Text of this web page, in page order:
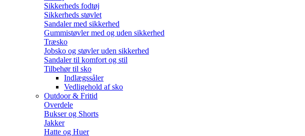
Sikkerheds fodtøj
Sikkerheds støvlet
Sandaler med sikkerhed
Gummistøvler med og uden sikkerhed
Træsko
Jobsko og støvler uden sikkerhed
Sandaler til komfort og stil
Tilbehør til sko
Indlægssåler
Vedligehold af sko
Outdoor & Fritid
Overdele
Bukser og Shorts
Jakker
Hatte og Huer